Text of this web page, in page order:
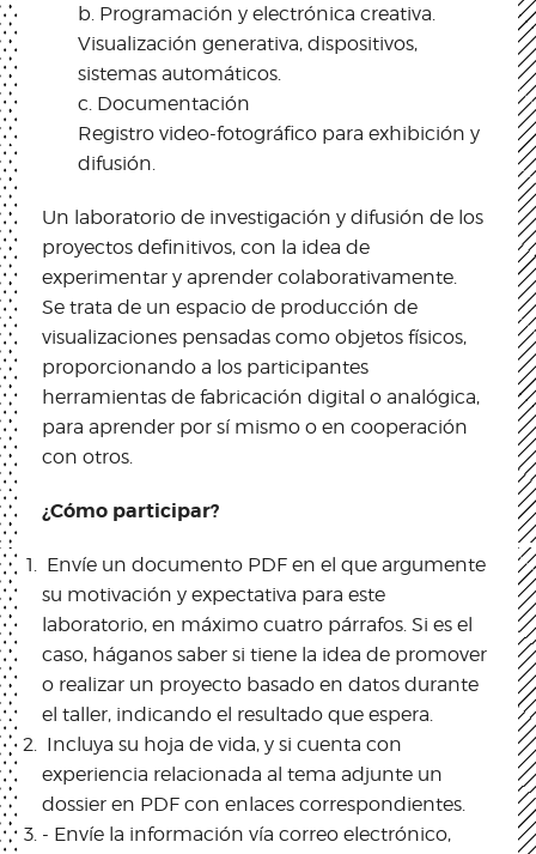
b. Programación y electrónica creativa.
Visualización generativa, dispositivos,
sistemas automáticos.
c. Documentación
Registro video-fotográfico para exhibición y
difusión.
Un laboratorio de investigación y difusión de los
proyectos definitivos, con la idea de
experimentar y aprender colaborativamente.
Se trata de un espacio de producción de
visualizaciones pensadas como objetos físicos,
proporcionando a los participantes
herramientas de fabricación digital o analógica,
para aprender por sí mismo o en cooperación
con otros.
¿Cómo participar?
Envíe un documento PDF en el que argumente
su motivación y expectativa para este
laboratorio, en máximo cuatro párrafos. Si es el
caso, háganos saber si tiene la idea de promover
o realizar un proyecto basado en datos durante
el taller, indicando el resultado que espera.
Incluya su hoja de vida, y si cuenta con
experiencia relacionada al tema adjunte un
dossier en PDF con enlaces correspondientes.
- Envíe la información vía correo electrónico,